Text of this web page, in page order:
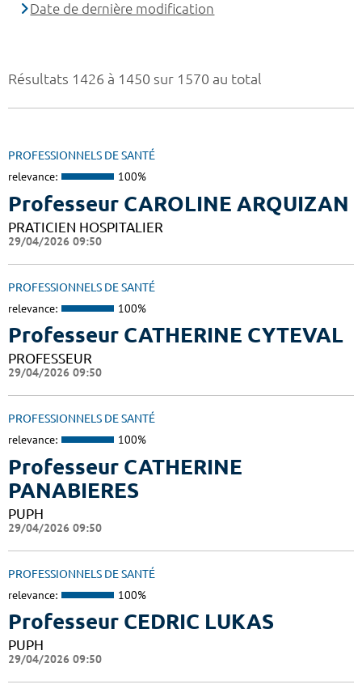
Résultats 1426 à 1450 sur 1570 au total
PROFESSIONNELS DE SANTÉ
relevance: 100%
Professeur CAROLINE ARQUIZAN
PRATICIEN HOSPITALIER
29/04/2026 09:50
PROFESSIONNELS DE SANTÉ
relevance: 100%
Professeur CATHERINE CYTEVAL
PROFESSEUR
29/04/2026 09:50
PROFESSIONNELS DE SANTÉ
relevance: 100%
Professeur CATHERINE
PANABIERES
PUPH
29/04/2026 09:50
PROFESSIONNELS DE SANTÉ
relevance: 100%
Professeur CEDRIC LUKAS
PUPH
29/04/2026 09:50
Date de dernière modification